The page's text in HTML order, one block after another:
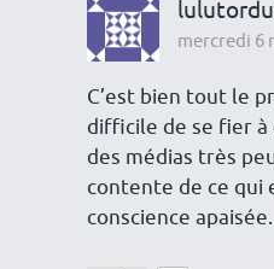
mercredi 6
C’est bien tout le
difficile de se fier à
des médias très
contente de ce qui
conscience apaisée.